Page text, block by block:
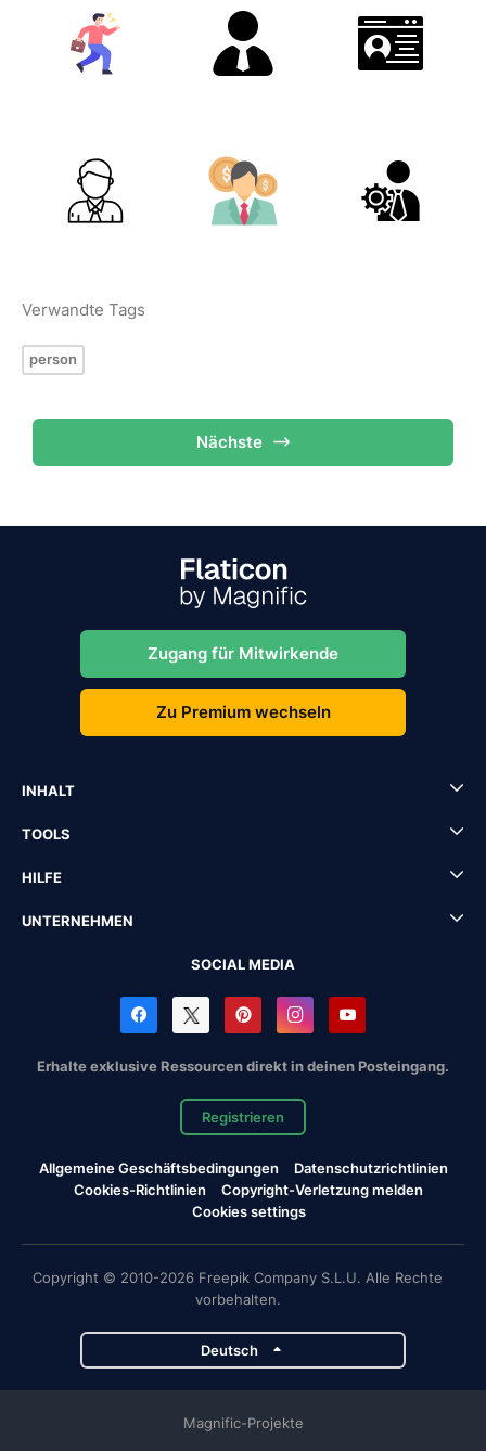
Verwandte Tags
person
Nächste
Zugang für Mitwirkende
Zu Premium wechseln
INHALT
TOOLS
HILFE
UNTERNEHMEN
SOCIAL MEDIA
Erhalte exklusive Ressourcen direkt in deinen Posteingang.
Registrieren
Allgemeine Geschäftsbedingungen
Datenschutzrichtlinien
Cookies-Richtlinien
Copyright-Verletzung melden
Cookies settings
Copyright © 2010-2026 Freepik Company S.L.U. Alle Rechte
vorbehalten.
Deutsch
Magnific-Projekte